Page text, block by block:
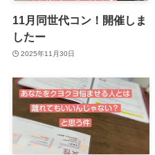
11月同世代コン！開催しま
したー
2025年11月30日